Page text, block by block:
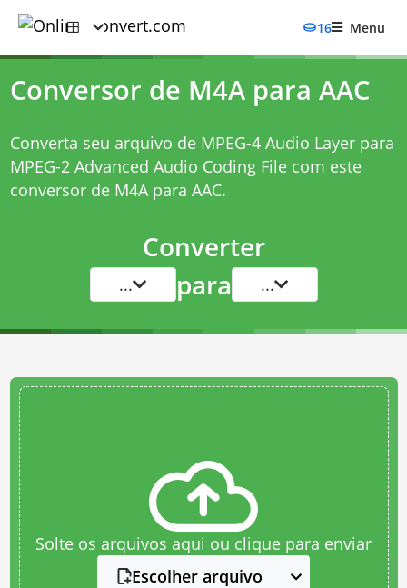
16 Menu
Conversor de M4A para AAC
Converta seu arquivo de MPEG-4 Audio Layer para
MPEG-2 Advanced Audio Coding File com este
conversor de M4A para AAC.
Converter
... para ...
Solte os arquivos aqui ou clique para enviar
Escolher arquivo